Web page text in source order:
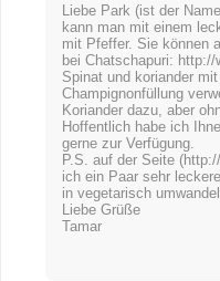
Liebe Park (ist der
kann man mit einem
mit Pfeffer. Sie können
bei Chatschapuri: http://
Spinat und koriander
Champignonfüllung
Koriander dazu, aber
Hoffentlich habe ich
gerne zur Verfügung.
P.S. auf der Seite (
ich ein Paar sehr
in vegetarisch
Liebe Grüße
Tamar